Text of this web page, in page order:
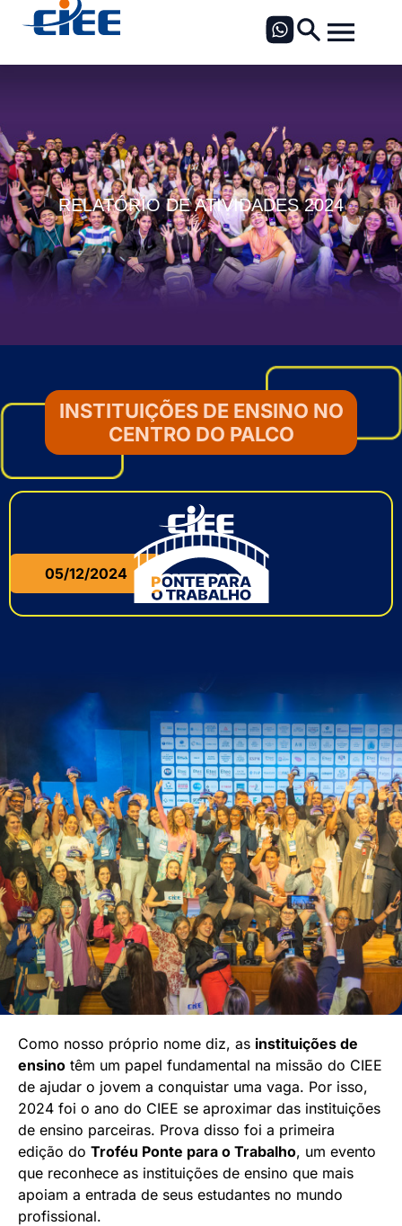
RELATÓRIO DE ATIVIDADES 2024
INSTITUIÇÕES DE ENSINO NO
CENTRO DO PALCO
05/12/2024
Como nosso próprio nome diz, as instituições de
ensino têm um papel fundamental na missão do CIEE
de ajudar o jovem a conquistar uma vaga. Por isso,
2024 foi o ano do CIEE se aproximar das instituições
de ensino parceiras. Prova disso foi a primeira
edição do Troféu Ponte para o Trabalho, um evento
que reconhece as instituições de ensino que mais
apoiam a entrada de seus estudantes no mundo
profissional.